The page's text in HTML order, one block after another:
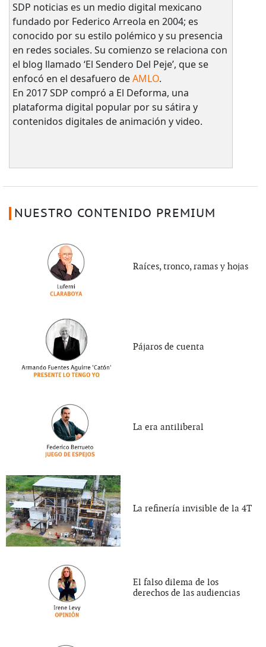
SDP noticias es un medio digital mexicano
fundado por Federico Arreola en 2004; es
conocido por su estilo polémico y su presencia
en redes sociales. Su comienzo se relaciona con
el blog llamado ‘El Sendero Del Peje’, que se
enfocó en el desafuero deAMLO.
En 2017 SDP compró a El Deforma, una
plataforma digital popular por su sátira y
contenidos digitales de animación y video.
NUESTRO CONTENIDO PREMIUM
Raíces, tronco, ramas y hojas
Pájaros de cuenta
La era antiliberal
La refinería invisible de la 4T
El falso dilema de los
derechos de las audiencias